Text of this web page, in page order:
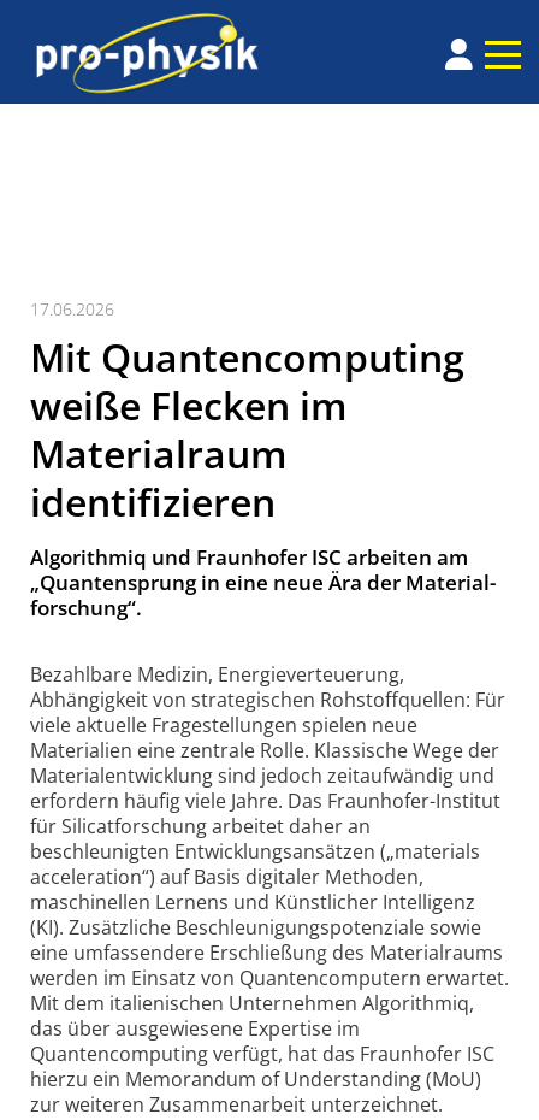
17.06.2026
Mit Quantencomputing
weiße Flecken im
Materialraum
identifizieren
Algo­rith­miq und Fraun­ho­fer ISC ar­bei­ten am
„Quan­ten­sprung in eine neue Ära der Mate­rial­
for­schung“.
Bezahlbare Medizin, Energieverteuerung,
Abhängigkeit von strategischen Rohstoffquellen: Für
viele aktuelle Fragestellungen spielen neue
Materialien eine zentrale Rolle. Klassische Wege der
Materialentwicklung sind jedoch zeitaufwändig und
erfordern häufig viele Jahre. Das Fraun­hofer-Insti­tut
für Silicatforschung arbeitet daher an
beschleunigten Entwicklungsansätzen („materials
acceleration“) auf Basis digitaler Methoden,
maschinellen Lernens und Künstlicher Intelligenz
(KI). Zusätzliche Beschleunigungspotenziale sowie
eine umfassendere Erschließung des Materialraums
werden im Einsatz von Quantencomputern erwartet.
Mit dem italienischen Unternehmen Algorithmiq,
das über ausgewiesene Expertise im
Quantencomputing verfügt, hat das Fraunhofer ISC
hierzu ein Memorandum of Understanding (MoU)
zur weiteren Zusammenarbeit unterzeichnet.